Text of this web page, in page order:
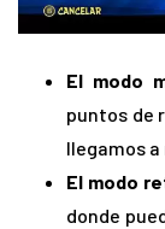
El modo
puntos de
llegamos
El modo
donde